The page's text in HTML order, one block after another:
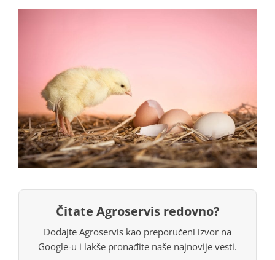
Čitate Agroservis redovno?
Dodajte Agroservis kao preporučeni izvor na
Google-u i lakše pronađite naše najnovije vesti.